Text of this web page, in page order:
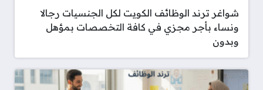
شواغر ترند الوظائف الكويت لكل الجنسيات رجالا
ونساء بأجر مجزي في كافة التخصصات بمؤهل
وبدون